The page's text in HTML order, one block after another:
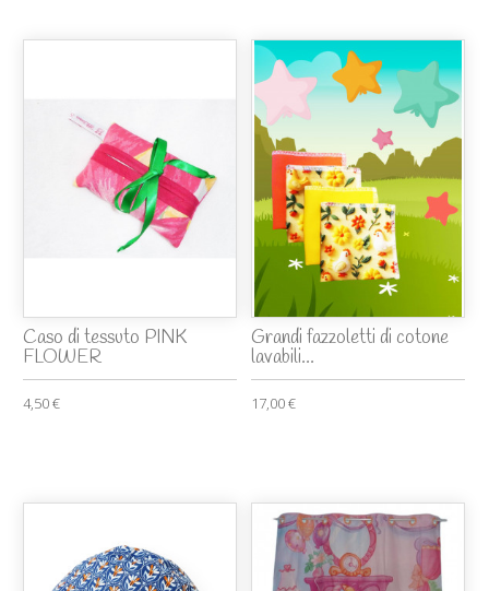
Caso di tessuto PINK
FLOWER
4,50 €
Grandi fazzoletti di cotone
lavabili...
17,00 €